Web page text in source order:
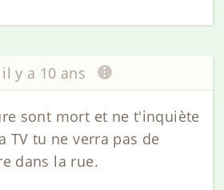
il y a 10 ans
sont mort et ne t'inquiète
TV tu ne verra pas de
dans la rue.